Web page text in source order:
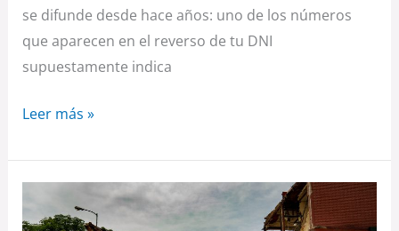
se difunde desde hace años: uno de los números
que aparecen en el reverso de tu DNI
supuestamente indica
personas
tu
mismo
nombre?
Leer más »
qué